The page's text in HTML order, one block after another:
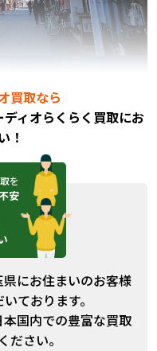
買取なら
ィオらくらく買取にお
！
を
安
にお住まいのお客様
ております。
国内での豊富な買取
ださい。